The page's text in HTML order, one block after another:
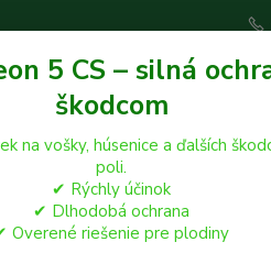
Hospodárske zvieratá
5 CS – silná
škodcom
na vošky, húsenice a ďalších
poli.
✔ Rýchly účinok
✔ Dlhodobá ochrana
Overené riešenie pre plodiny